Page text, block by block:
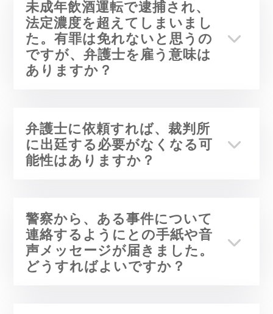
未成年飲酒運転で逮捕され、
法定濃度を超えてしまいまし
た。有罪は免れないと思うの
ですが、弁護士を雇う意味は
ありますか？
弁護士に依頼すれば、裁判所
に出廷する必要がなくなる可
能性はありますか？
警察から、ある事件について
連絡するようにとの手紙や音
声メッセージが届きました。
どうすればよいですか？